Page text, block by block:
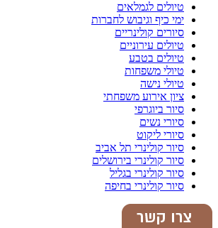
טיולים לגמלאים
ימי כיף וגיבוש לחברות
סיורים קולינריים
טיולים עירוניים
טיולים בטבע
טיולי משפחות
טיולי נישה
ציון אירוע משפחתי
סיור ביוגרפי
סיורי נשים
סיורי ליקוט
סיור קולינרי תל אביב
סיור קולינרי בירושלים
סיור קולינרי בגליל
סיור קולינרי בחיפה